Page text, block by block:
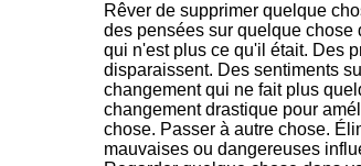
Rêver de supprimer quelque
des pensées sur quelque chose
qui n'est plus ce qu'il était. Des
disparaissent. Des sentiments
changement qui ne fait plus
changement drastique pour
chose. Passer à autre chose.
mauvaises ou dangereuses